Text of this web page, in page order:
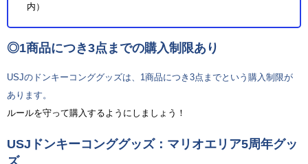
内）
◎1商品につき3点までの購入制限あり
USJのドンキーコンググッズは、1商品につき3点までという購入制限が
あります。
ルールを守って購入するようにしましょう！
USJドンキーコンググッズ：マリオエリア5周年グッ
ズ